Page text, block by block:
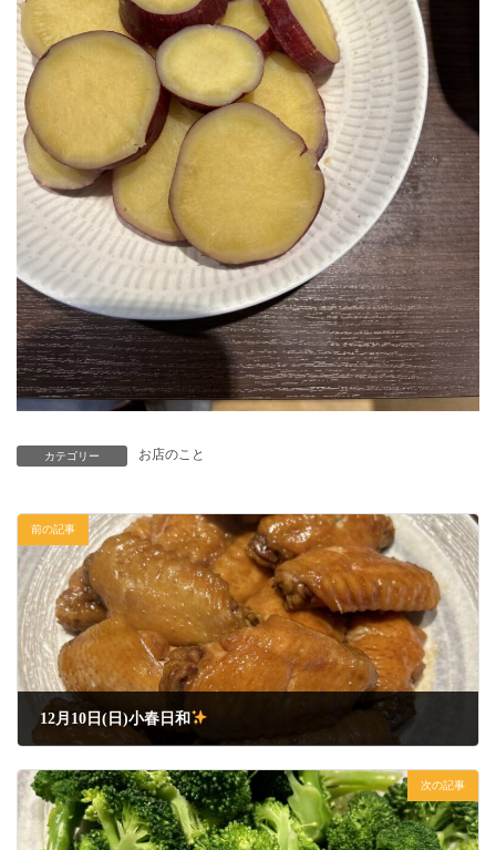
カテゴリー お店のこと
前の記事
12月10日(日)小春日和
次の記事